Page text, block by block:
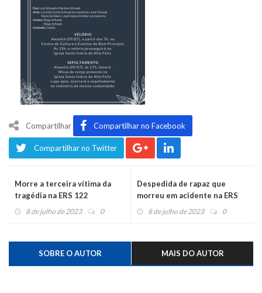
Compartilhar Compartilhar no Facebook
Compartilhar no Twitter
Morre a terceira vítima da
tragédia na ERS 122
8 de julho de 2023 0
Despedida de rapaz que
morreu em acidente na ERS
446 será em Santa Teresinha
8 de julho de 2023 0
SOBRE O AUTOR MAIS DO AUTOR